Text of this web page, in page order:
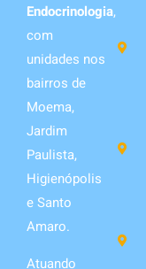
Endocrinologia,
com
unidades nos
bairros de
Moema,
Jardim
Paulista,
Higienópolis
e Santo
Amaro.
Atuando